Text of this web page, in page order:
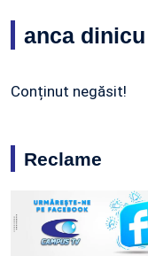
anca dinicu
Conținut negăsit!
Reclame